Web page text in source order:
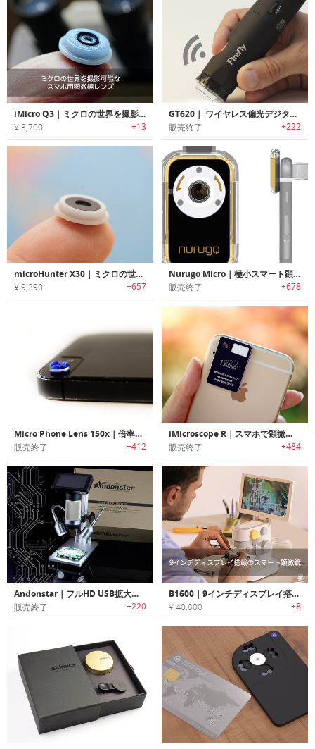
iMicro Q3｜ミクロの世界を撮影可能なスマホ用顕微鏡レンズ
¥ 3,700 +13
GT620｜ ワイヤレス偏光デジタル顕微鏡
販売終了 +222
microHunter X30｜ミクロの世界を簡単に撮影・観察できるスマホ用マイクロスコープレンズキット「アイマイクロC」
¥ 9,390 +657
Nurugo Micro｜極小スマート顕微鏡「ヌルゴマイクロ」
販売終了 +678
Micro Phone Lens 150x｜倍率150倍のスマホ・タブレット用顕微鏡
販売終了 +412
iMicroscope R｜スマホで顕微鏡を使用可能なマイクロスコープレンズシステム「アイマイクロスコープR」
販売終了 +484
Andonstar｜フルHD USB拡大マイクロスコープ
販売終了 +220
B1600｜9インチディスプレイ搭載のスマート顕微鏡
¥ 40,800 +8